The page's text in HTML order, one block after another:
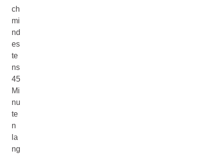
ch
mi
nd
es
te
ns
45
Mi
nu
te
n
la
ng